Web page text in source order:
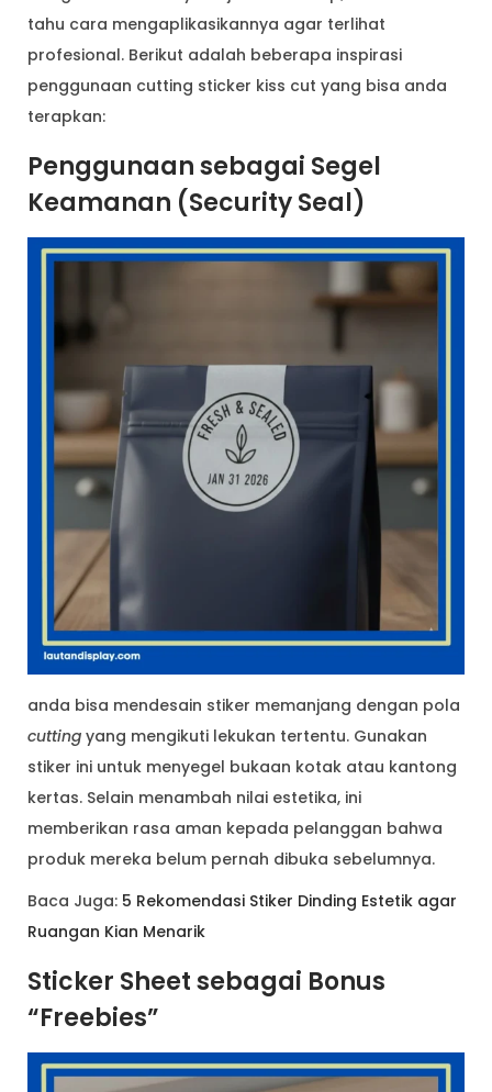
tahu cara mengaplikasikannya agar terlihat
profesional. Berikut adalah beberapa inspirasi
penggunaan cutting sticker kiss cut yang bisa anda
terapkan:
Penggunaan sebagai Segel
Keamanan (Security Seal)
anda bisa mendesain stiker memanjang dengan pola
cutting yang mengikuti lekukan tertentu. Gunakan
stiker ini untuk menyegel bukaan kotak atau kantong
kertas. Selain menambah nilai estetika, ini
memberikan rasa aman kepada pelanggan bahwa
produk mereka belum pernah dibuka sebelumnya.
Baca Juga: 5 Rekomendasi Stiker Dinding Estetik agar
Ruangan Kian Menarik
Sticker Sheet sebagai Bonus
“Freebies”